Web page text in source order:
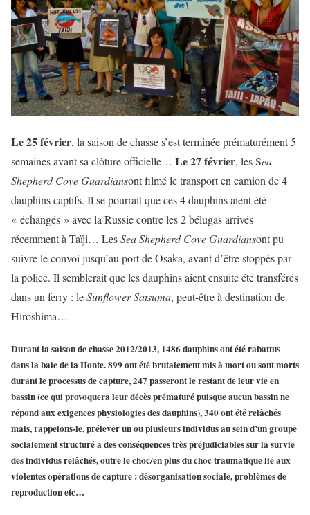
Le 25 février, la saison de chasse s’est terminée prématurément 5
semaines avant sa clôture officielle… Le 27 février, les Sea
Shepherd Cove Guardiansont filmé le transport en camion de 4
dauphins captifs. Il se pourrait que ces 4 dauphins aient été
« échangés » avec la Russie contre les 2 bélugas arrivés
récemment à Taïji… LesSea Shepherd Cove Guardiansont pu
suivre le convoi jusqu’au port de Osaka, avant d’être stoppés par
la police. Il semblerait que les dauphins aient ensuite été transférés
dans un ferry : leSunflower Satsuma, peut-être à destination de
Hiroshima…
Durant la saison de chasse 2012/2013, 1486 dauphins ont été rabattus
dans la baie de la Honte. 899 ont été brutalement mis à mort ou sont morts
durant le processus de capture, 247 passeront le restant de leur vie en
bassin (ce qui provoquera leur décès prématuré puisque aucun bassin ne
répond aux exigences physiologies des dauphins), 340 ont été relâchés
mais, rappelons-le, prélever un ou plusieurs individus au sein d’un groupe
socialement structuré a des conséquences très préjudiciables sur la survie
des individus relâchés, outre le choc/en plus du choc traumatique lié aux
violentes opérations de capture : désorganisation sociale, problèmes de
reproduction etc…